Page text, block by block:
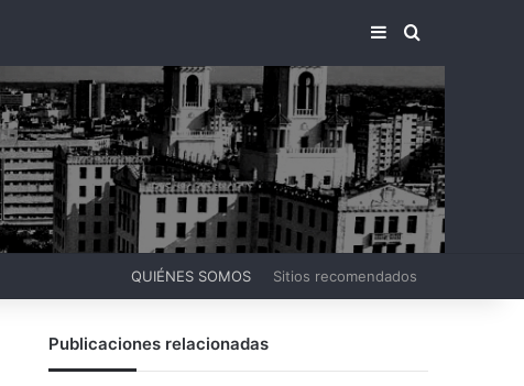
BARRA LATERAL
BUSCAR
QUIÉNES SOMOS Sitios recomendados
Publicaciones relacionadas